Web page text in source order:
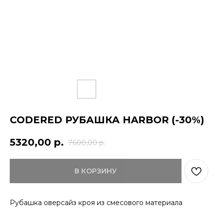
CODERED РУБАШКА HARBOR (-30%)
5320,00 р. 7600,00 р.
В КОРЗИНУ
Рубашка оверсайз кроя из смесового материала
ОПЛАТА